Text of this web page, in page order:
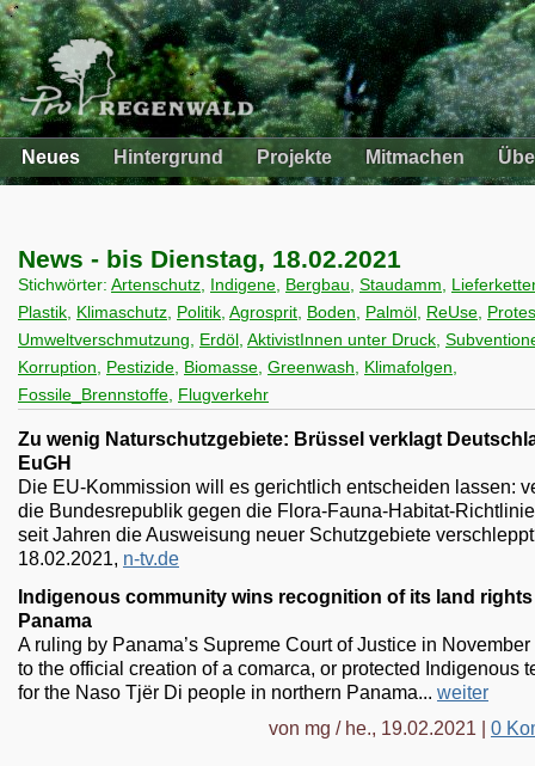
Neues Hintergrund Projekte Mitmachen
News - bis Dienstag, 18.02.2021
Stichwörter: Artenschutz, Indigene, Bergbau, Staudamm,
Plastik, Klimaschutz, Politik, Agrosprit, Boden, Palmöl , ReUse,
Umweltverschmutzung, Erdöl , AktivistInnen unter Druck,
Korruption, Pestizide, Biomasse, Greenwash, Klimafolgen,
Fossile_Brennstoffe, Flugverkehr
Zu wenig Naturschutzgebiete: Brüssel verklagt
EuGH
Die EU-Kommission will es gerichtlich entscheiden lassen:
die Bundesrepublik gegen die Flora-Fauna-Habitat-
seit Jahren die Ausweisung neuer Schutzgebiete
18.02.2021, n-tv.de
Indigenous community wins recognition of its land
Panama
A ruling by Panama’s Supreme Court of Justice in
to the official creation of a comarca, or protected Indigenous
for the Naso Tjër Di people in northern Panama... weiter
von mg / he., 19.02.2021 | 0